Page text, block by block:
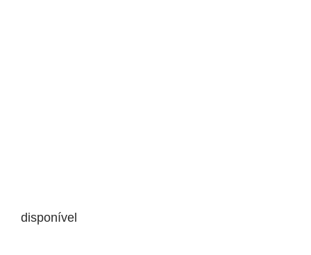
disponível